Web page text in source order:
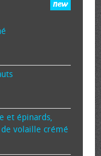
et épinards,
volaille crémé